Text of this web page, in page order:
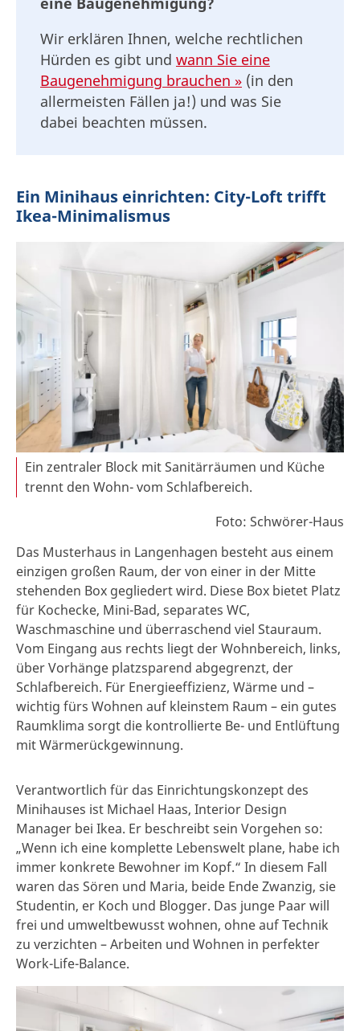
Wir erklären Ihnen, welche rechtlichen
Hürden es gibt und wann Sie eine
Baugenehmigung brauchen » (in den
allermeisten Fällen ja!) und was Sie
dabei beachten müssen.
Ein Minihaus einrichten: City-Loft trifft
Ikea-Minimalismus
Ein zentraler Block mit Sanitärräumen und Küche
trennt den Wohn- vom Schlafbereich.
Foto: Schwörer-Haus
Das Musterhaus in Langenhagen besteht aus einem
einzigen großen Raum, der von einer in der Mitte
stehenden Box gegliedert wird. Diese Box bietet Platz
für Kochecke, Mini-Bad, separates WC,
Waschmaschine und überraschend viel Stauraum.
Vom Eingang aus rechts liegt der Wohnbereich, links,
über Vorhänge platzsparend abgegrenzt, der
Schlafbereich. Für Energieeffizienz, Wärme und –
wichtig fürs Wohnen auf kleinstem Raum – ein gutes
Raumklima sorgt die kontrollierte Be- und Entlüftung
mit Wärmerückgewinnung.
Verantwortlich für das Einrichtungskonzept des
Minihauses ist Michael Haas, Interior Design
Manager bei Ikea. Er beschreibt sein Vorgehen so:
„Wenn ich eine komplette Lebenswelt plane, habe ich
immer konkrete Bewohner im Kopf.“ In diesem Fall
waren das Sören und Maria, beide Ende Zwanzig, sie
Studentin, er Koch und Blogger. Das junge Paar will
frei und umweltbewusst wohnen, ohne auf Technik
zu verzichten – Arbeiten und Wohnen in perfekter
Work-Life-Balance.